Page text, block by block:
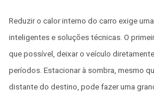
Reduzir o calor interno do carro exige
inteligentes e soluções técnicas. O
que possível, deixar o veículo
períodos. Estacionar à sombra, mesmo
distante do destino, pode fazer uma